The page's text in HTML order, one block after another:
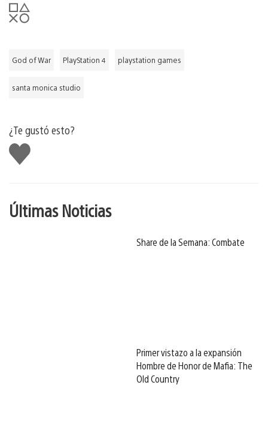
God of War PlayStation 4 playstation games
santa monica studio
¿Te gustó esto?
Me
gusta
Últimas Noticias
Share de la Semana: Combate
Primer vistazo a la expansión
Hombre de Honor de Mafia: The
Old Country